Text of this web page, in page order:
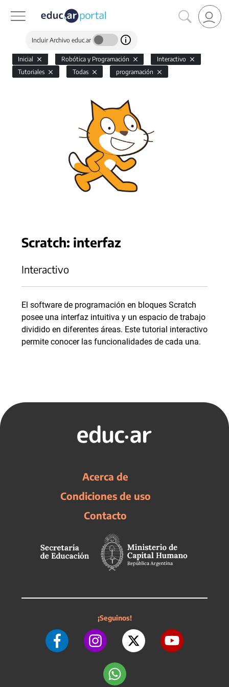
Incluir Archivo educ.ar
Inicial Robótica y Programación
Interactivo
Tutoriales
Todas programación
Scratch: interfaz
Interactivo
El software de programación en bloques Scratch
posee una interfaz intuitiva y un espacio de trabajo
dividido en diferentes áreas. Este tutorial interactivo
permite conocer las funcionalidades de cada una.
Acerca de
Condiciones de uso
Contacto
¡Seguinos!